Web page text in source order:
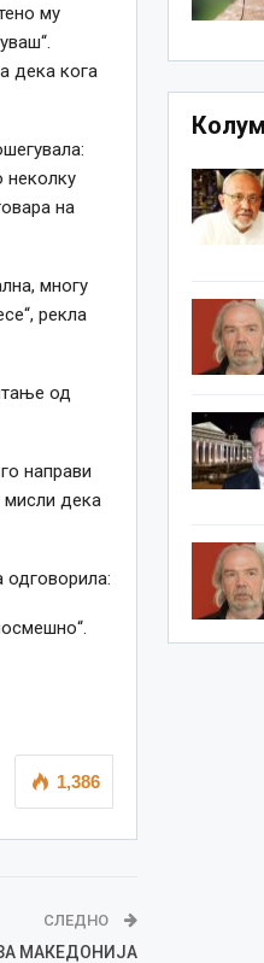
му
дека кога
неколку
на
многу
рекла
од
направи
мисли дека
одговорила:
1,386
СЛЕДНО
МАКЕДОНИЈА